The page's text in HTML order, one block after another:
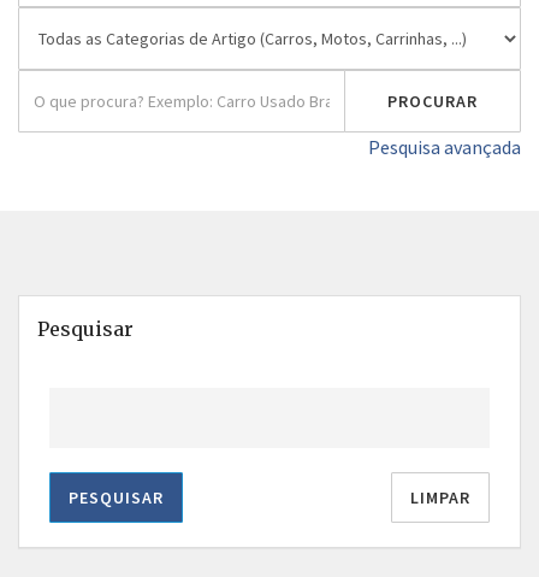
Pesquisa avançada
Pesquisar
PESQUISAR LIMPAR